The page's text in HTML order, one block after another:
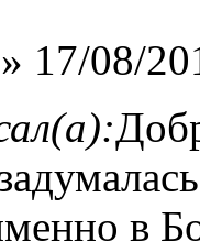
» 17/08/
в